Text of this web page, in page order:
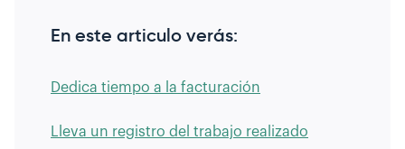
En este articulo verás:
Dedica tiempo a la facturación
Lleva un registro del trabajo realizado